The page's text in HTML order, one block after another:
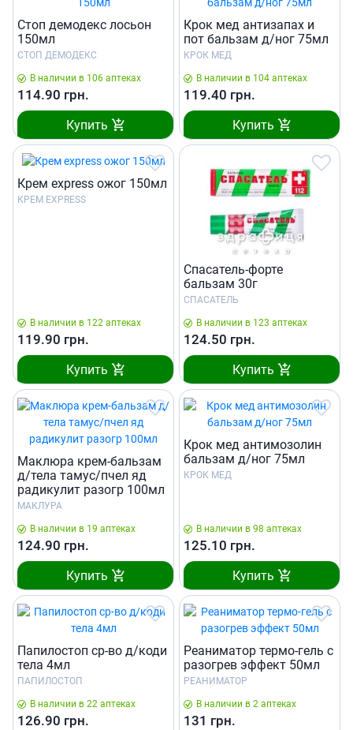
Стоп демодекс лосьон
150мл
СТОП ДЕМОДЕКС
В наличии в 106 аптеках
114.90 грн.
Купить
Крок мед антизапах и
пот бальзам д/ног 75мл
КРОК МЕД
В наличии в 104 аптеках
119.40 грн.
Купить
Крем express ожог 150мл
КРЕМ EXPRESS
В наличии в 122 аптеках
119.90 грн.
Купить
Спасатель-форте
бальзам 30г
СПАСАТЕЛЬ
В наличии в 123 аптеках
124.50 грн.
Купить
Маклюра крем-бальзам
д/тела тамус/пчел яд
радикулит разогр 100мл
МАКЛУРА
В наличии в 19 аптеках
124.90 грн.
Купить
Крок мед антимозолин
бальзам д/ног 75мл
КРОК МЕД
В наличии в 98 аптеках
125.10 грн.
Купить
Папилостоп ср-во д/коди
тела 4мл
ПАПИЛОСТОП
В наличии в 22 аптеках
126.90 грн.
Реаниматор термо-гель с
разогрев эффект 50мл
РЕАНИМАТОР
В наличии в 2 аптеках
131 грн.